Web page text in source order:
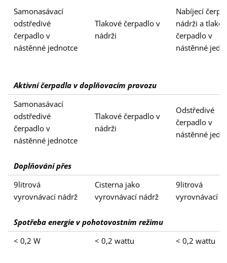
Samonasávací
odstředivé
čerpadlo v
nástěnné jednotce
Tlakové čerpadlo v
nádrži
Nabíjecí
nádrži a
čerpadlo v
nástěnné
Aktivní čerpadla v doplňovacím provozu
Samonasávací
odstředivé
čerpadlo v
nástěnné jednotce
Tlakové čerpadlo v
nádrži
Odstředivé
čerpadlo v
nástěnné
Doplňování přes
9litrová
vyrovnávací nádrž
Cisterna jako
vyrovnávací nádrž
9litrová
vyrovnávací
Spotřeba energie v pohotovostním režimu
< 0,2 W
< 0,2 wattu < 0,2 wattu